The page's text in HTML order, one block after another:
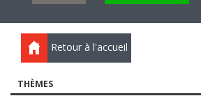
Retour à l'accueil
THÈMES